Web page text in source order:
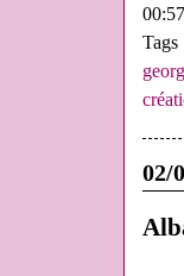
02/